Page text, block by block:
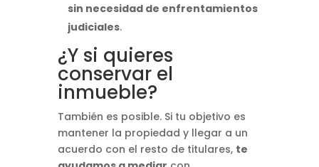
sin necesidad de enfrentamientos
judiciales.
¿Y si quieres
conservar el
inmueble?
También es posible. Si tu objetivo es
mantener la propiedad y llegar a un
acuerdo con el resto de titulares, te